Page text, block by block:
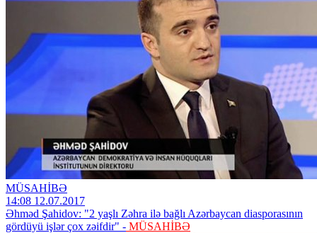
MÜSAHİBƏ
14:08 12.07.2017
Əhməd Şahidov: "2 yaşlı Zəhra ilə bağlı Azərbaycan diasporasının
gördüyü işlər çox zəifdir" - MÜSAHİBƏ